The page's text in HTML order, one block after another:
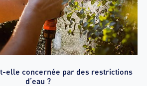
elle concernée par des restrictions
d’eau ?